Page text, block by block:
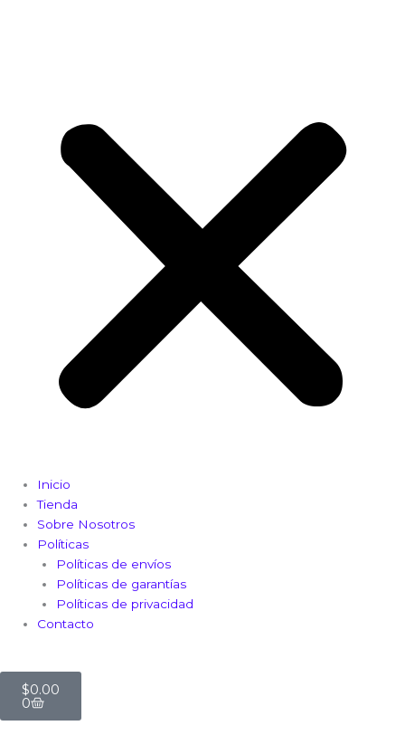
Inicio
Tienda
Sobre Nosotros
Políticas
Políticas de envíos
Políticas de garantías
Políticas de privacidad
Contacto
$0.00
0